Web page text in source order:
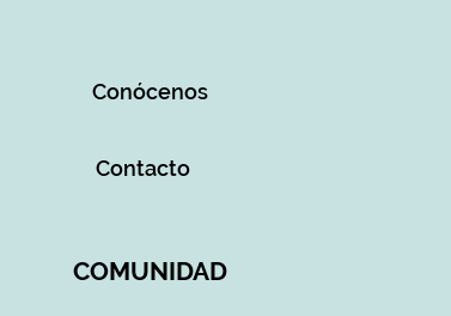
Conócenos
Contacto
COMUNIDAD